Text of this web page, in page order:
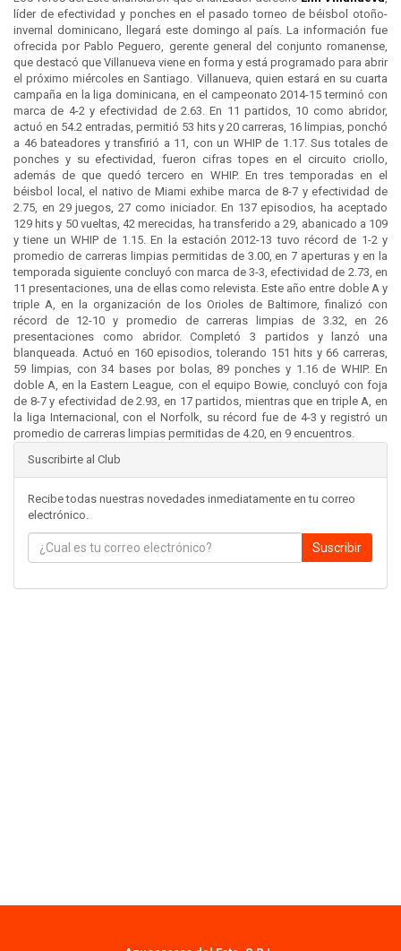
líder de efectividad y ponches en el pasado torneo de béisbol otoño-
invernal dominicano, llegará este domingo al país. La información fue
ofrecida por Pablo Peguero, gerente general del conjunto romanense,
que destacó que Villanueva viene en forma y está programado para abrir
el próximo miércoles en Santiago. Villanueva, quien estará en su cuarta
campaña en la liga dominicana, en el campeonato 2014-15 terminó con
marca de 4-2 y efectividad de 2.63. En 11 partidos, 10 como abridor,
actuó en 54.2 entradas, permitió 53 hits y 20 carreras, 16 limpias, ponchó
a 46 bateadores y transfirió a 11, con un WHIP de 1.17. Sus totales de
ponches y su efectividad, fueron cifras topes en el circuito criollo,
además de que quedó tercero en WHIP. En tres temporadas en el
béisbol local, el nativo de Miami exhibe marca de 8-7 y efectividad de
2.75, en 29 juegos, 27 como iniciador. En 137 episodios, ha aceptado
129 hits y 50 vueltas, 42 merecidas, ha transferido a 29, abanicado a 109
y tiene un WHIP de 1.15. En la estación 2012-13 tuvo récord de 1-2 y
promedio de carreras limpias permitidas de 3.00, en 7 aperturas y en la
temporada siguiente concluyó con marca de 3-3, efectividad de 2.73, en
11 presentaciones, una de ellas como relevista. Este año entre doble A y
triple A, en la organización de los Orioles de Baltimore, finalizó con
récord de 12-10 y promedio de carreras limpias de 3.32, en 26
presentaciones como abridor. Completó 3 partidos y lanzó una
blanqueada. Actuó en 160 episodios, tolerando 151 hits y 66 carreras,
59 limpias, con 34 bases por bolas, 89 ponches y 1.16 de WHIP. En
doble A, en la Eastern League, con el equipo Bowie, concluyó con foja
de 8-7 y efectividad de 2.93, en 17 partidos, mientras que en triple A, en
la liga Internacional, con el Norfolk, su récord fue de 4-3 y registró un
promedio de carreras limpias permitidas de 4.20, en 9 encuentros.
Suscribirte al Club
Recibe todas nuestras novedades inmediatamente en tu correo
electrónico.
Suscribir